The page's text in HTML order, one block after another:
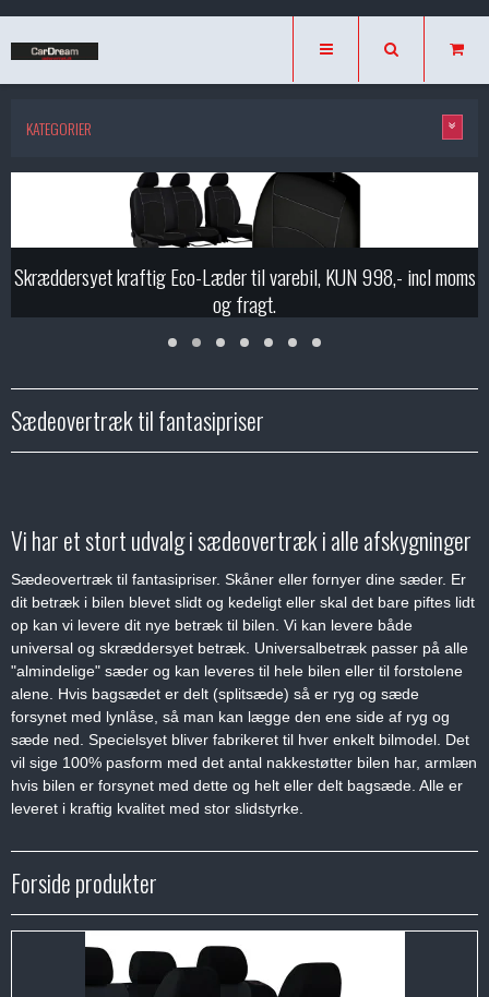
KATEGORIER
Skræddersyet kraftig Eco-Læder til varebil, KUN 998,- incl moms
og fragt.
Sædeovertræk til fantasipriser
Vi har et stort udvalg i sædeovertræk i alle afskygninger
Sædeovertræk til fantasipriser. Skåner eller fornyer dine sæder. Er
dit betræk i bilen blevet slidt og kedeligt eller skal det bare piftes lidt
op kan vi levere dit nye betræk til bilen. Vi kan levere både
universal og skræddersyet betræk. Universalbetræk passer på alle
"almindelige" sæder og kan leveres til hele bilen eller til forstolene
alene. Hvis bagsædet er delt (splitsæde) så er ryg og sæde
forsynet med lynlåse, så man kan lægge den ene side af ryg og
sæde ned. Specielsyet bliver fabrikeret til hver enkelt bilmodel. Det
vil sige 100% pasform med det antal nakkestøtter bilen har, armlæn
hvis bilen er forsynet med dette og helt eller delt bagsæde. Alle er
leveret i kraftig kvalitet med stor slidstyrke.
Forside produkter